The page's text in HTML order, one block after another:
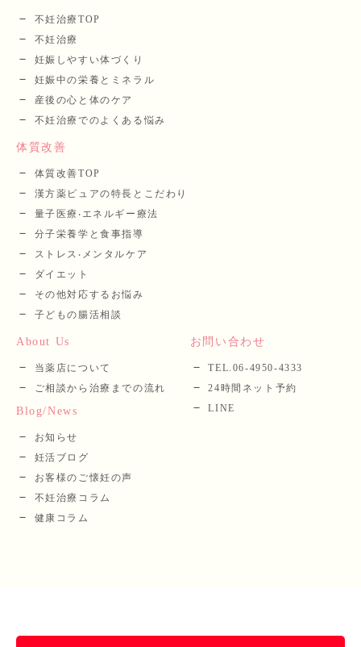
不妊治療TOP
不妊治療
妊娠しやすい体づくり
妊娠中の栄養とミネラル
産後の⼼と体のケア
不妊治療でのよくある悩み
体質改善
体質改善TOP
漢⽅薬ピュアの特長とこだわり
量⼦医療‧エネルギー療法
分⼦栄養学と⾷事指導
ストレス‧メンタルケア
ダイエット
その他対応するお悩み
子どもの腸活相談
About Us
当薬店について
ご相談から治療までの流れ
Blog/News
お知らせ
妊活ブログ
お客様のご懐妊の声
不妊治療コラム
健康コラム
お問い合わせ
TEL.06-4950-4333
24時間ネット予約
LINE